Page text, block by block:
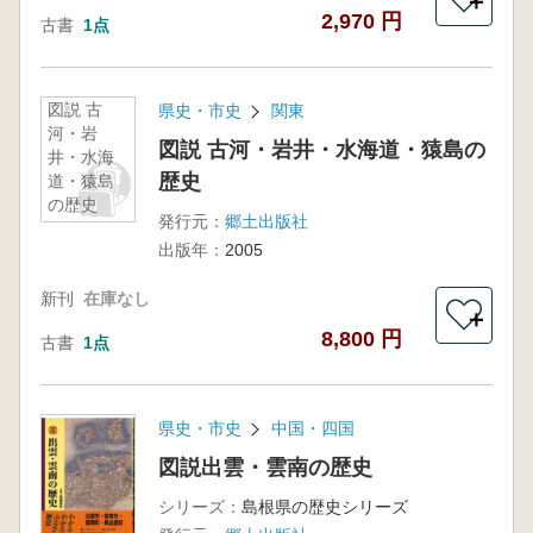
古書 1点 2,970 円
図説 古
河・岩
井・水海
道・猿島
の歴史
県史・市史 関東
図説 古河・岩井・水海道・猿島の
歴史
発行元： 郷土出版社
出版年： 2005
新刊 在庫なし
古書 1点 8,800 円
＋
県史・市史 中国・四国
図説出雲・雲南の歴史
シリーズ： 島根県の歴史シリーズ